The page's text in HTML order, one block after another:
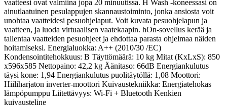
vaatteesi ovat valmiina jopa 20 minuutissa. H Wash -koneessasi on
ainutlaatuinen pesulappujen skannaustoiminto, jonka ansiosta voit
unohtaa vaatteidesi pesuohjelaput. Voit kuvata pesuohjelapun ja
vaatteen, ja luoda virtuaalisen vaatekaapin. hOn-sovellus kerää ja
tallentaa vaatteiden pesuohjeet ja ehdottaa parasta ohjelmaa näiden
hoitamiseksi. Energialuokka: A++ (2010/30 /EC)
Kondensointitehokkuus: B Täyttömäärä: 10 kg Mitat (KxLxS): 850
x596x585 Nettopaino: 42,2 kg Äänitaso: 66dB Energiankulutus
täysi kone: 1,94 Energiankulutus puolitäytöllä: 1,08 Moottori:
Hiiliharjaton inverter-moottori Kuivaustekniikka: Energiatehokas
lämpöpumppu Liitettävyys: Wi-Fi + Bluetooth Kenkien
kuivausteline